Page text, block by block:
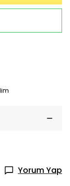
Yorum Yap